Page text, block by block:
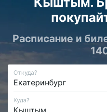
Расписание и
Откуда?
Куда?